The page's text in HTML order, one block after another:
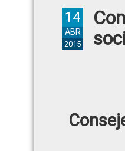
Ciudadana
Control
14
ABR
2015